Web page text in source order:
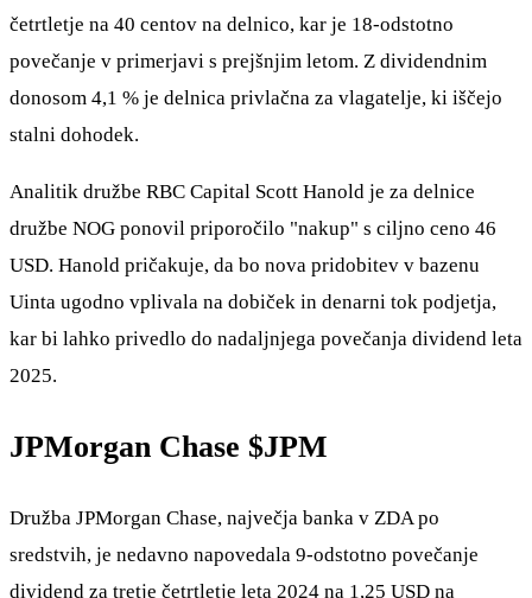
četrtletje na 40 centov na delnico, kar je 18-odstotno
povečanje v primerjavi s prejšnjim letom. Z dividendnim
donosom 4,1 % je delnica privlačna za vlagatelje, ki iščejo
stalni dohodek.
Analitik družbe RBC Capital Scott Hanold je za delnice
družbe NOG ponovil priporočilo "nakup" s ciljno ceno 46
USD. Hanold pričakuje, da bo nova pridobitev v bazenu
Uinta ugodno vplivala na dobiček in denarni tok podjetja,
kar bi lahko privedlo do nadaljnjega povečanja dividend leta
2025.
JPMorgan Chase $JPM
Družba JPMorgan Chase, največja banka v ZDA po
sredstvih, je nedavno napovedala 9-odstotno povečanje
dividend za tretje četrtletje leta 2024 na 1,25 USD na